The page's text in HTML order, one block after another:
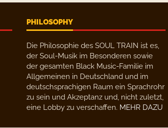
PHILOSOPHY
Die Philosophie des SOUL TRAIN ist es,
der Soul-Musik im Besonderen sowie
der gesamten Black Music-Familie im
Allgemeinen in Deutschland und im
deutschsprachigen Raum ein Sprachrohr
zu sein und Akzeptanz und, nicht zuletzt,
eine Lobby zu verschaffen. MEHR DAZU